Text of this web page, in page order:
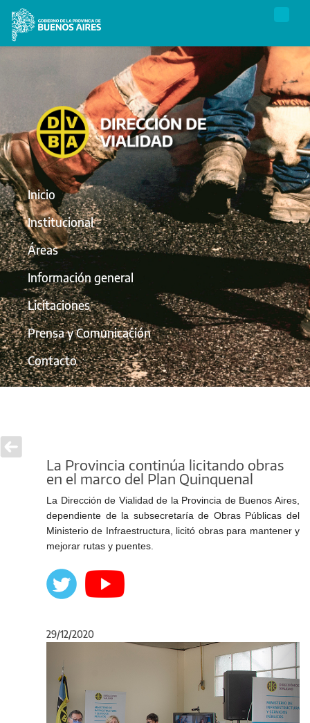
Inicio
Institucional
Áreas
Información general
Licitaciones
Prensa y Comunicación
Contacto
La Provincia continúa licitando obras
en el marco del Plan Quinquenal
La Dirección de Vialidad de la Provincia de Buenos Aires,
dependiente de la subsecretaría de Obras Públicas del
Ministerio de Infraestructura, licitó obras para mantener y
mejorar rutas y puentes.
29/12/2020